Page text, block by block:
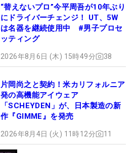
“替えないプロ”今平周吾が10年ぶり
にドライバーチェンジ！ UT、5W
は名器を継続使用中 #男子プロセ
ッティング
2026年8月6日 (木) 15時49分 38
片岡尚之と契約！米カリフォルニア
発の高機能アイウェア
「SCHEYDEN」が、日本製造の新
作『GIMME』を発売
2026年8月4日 (火) 11時12分 11